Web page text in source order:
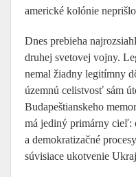
americké kolónie
Dnes prebieha
druhej svetovej vojny.
nemal žiadny legitímny
územnú celistvosť sám
Budapeštianskeho
má jediný primárny cieľ:
a demokratizačné
súvisiace ukotvenie